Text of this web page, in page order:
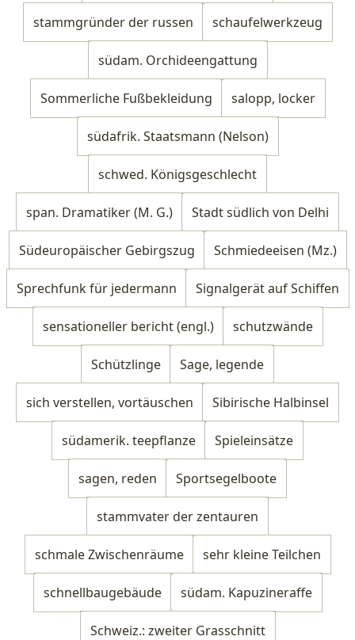
stammgründer der russen schaufelwerkzeug
südam. Orchideengattung
Sommerliche Fußbekleidung salopp, locker
südafrik. Staatsmann (Nelson)
schwed. Königsgeschlecht
span. Dramatiker (M. G.) Stadt südlich von Delhi
Südeuropäischer Gebirgszug Schmiedeeisen (Mz.)
Sprechfunk für jedermann Signalgerät auf Schiffen
sensationeller bericht (engl.) schutzwände
Schützlinge Sage, legende
sich verstellen, vortäuschen Sibirische Halbinsel
südamerik. teepflanze Spieleinsätze
sagen, reden Sportsegelboote
stammvater der zentauren
schmale Zwischenräume sehr kleine Teilchen
schnellbaugebäude südam. Kapuzineraffe
Schweiz.: zweiter Grasschnitt